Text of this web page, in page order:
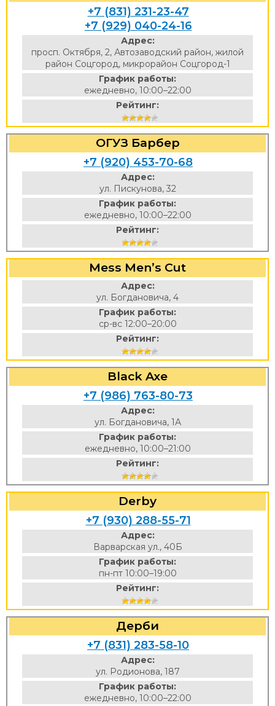
+7 (831) 231-23-47
+7 (929) 040-24-16
Адрес:
просп. Октября, 2, Автозаводский район, жилой
район Соцгород, микрорайон Соцгород-1
График работы:
ежедневно, 10:00–22:00
Рейтинг:
ОГУЗ Барбер
+7 (920) 453-70-68
Адрес:
ул. Пискунова, 32
График работы:
ежедневно, 10:00–22:00
Рейтинг:
Mess Men’s Cut
Адрес:
ул. Богдановича, 4
График работы:
ср-вс 12:00–20:00
Рейтинг:
Black Axe
+7 (986) 763-80-73
Адрес:
ул. Богдановича, 1А
График работы:
ежедневно, 10:00–21:00
Рейтинг:
Derby
+7 (930) 288-55-71
Адрес:
Варварская ул., 40Б
График работы:
пн-пт 10:00–19:00
Рейтинг:
Дерби
+7 (831) 283-58-10
Адрес:
ул. Родионова, 187
График работы:
ежедневно, 10:00–22:00